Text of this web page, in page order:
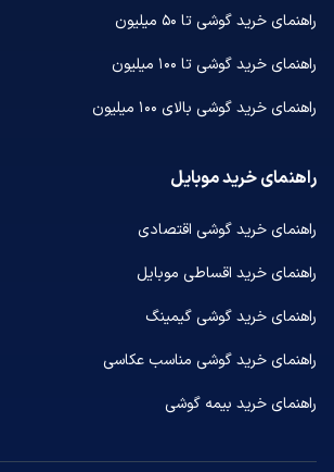
راهنمای خرید گوشی تا ۵۰ میلیون
راهنمای خرید گوشی تا ۱۰۰ میلیون
راهنمای خرید گوشی بالای ۱۰۰ میلیون
راهنمای خرید موبایل
راهنمای خرید گوشی اقتصادی
راهنمای خرید اقساطی موبایل
راهنمای خرید گوشی گیمینگ
راهنمای خرید گوشی مناسب عکاسی
راهنمای خرید بیمه گوشی